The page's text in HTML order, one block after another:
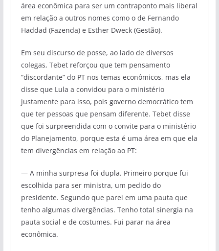
área econômica para ser um contraponto mais liberal
em relação a outros nomes como o de Fernando
Haddad (Fazenda) e Esther Dweck (Gestão).
Em seu discurso de posse, ao lado de diversos
colegas, Tebet reforçou que tem pensamento
“discordante” do PT nos temas econômicos, mas ela
disse que Lula a convidou para o ministério
justamente para isso, pois governo democrático tem
que ter pessoas que pensam diferente. Tebet disse
que foi surpreendida com o convite para o ministério
do Planejamento, porque esta é uma área em que ela
tem divergências em relação ao PT:
― A minha surpresa foi dupla. Primeiro porque fui
escolhida para ser ministra, um pedido do
presidente. Segundo que parei em uma pauta que
tenho algumas divergências. Tenho total sinergia na
pauta social e de costumes. Fui parar na área
econômica.